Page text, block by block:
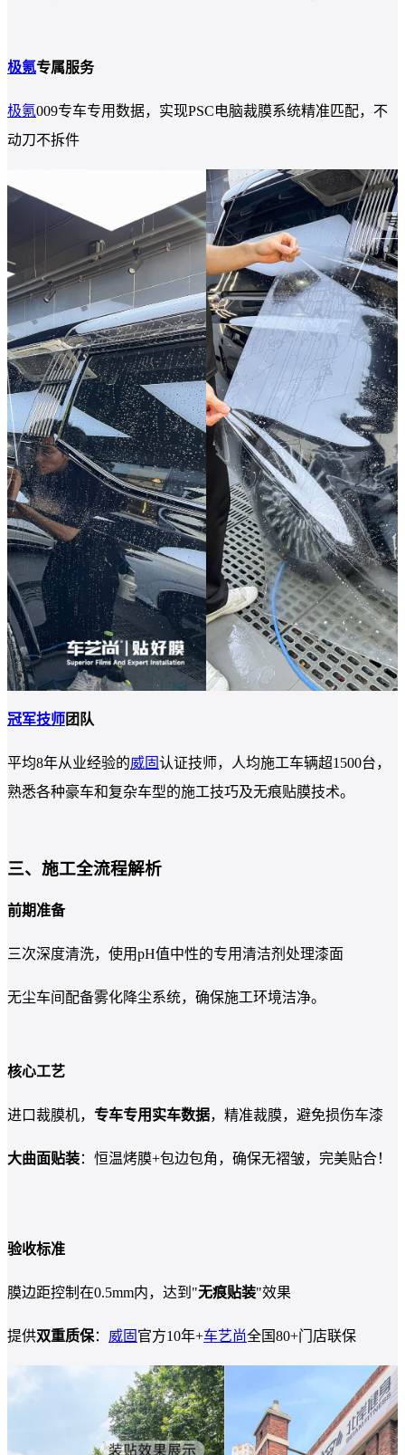
极氪专属服务
极氪009专车专用数据，实现PSC电脑裁膜系统精准匹配，不
动刀不拆件
冠军技师团队
平均8年从业经验的威固认证技师，人均施工车辆超1500台，
熟悉各种豪车和复杂车型的施工技巧及无痕贴膜技术。
三、施工全流程解析
前期准备
三次深度清洗，使用pH值中性的专用清洁剂处理漆面
无尘车间配备雾化降尘系统，确保施工环境洁净。
核心工艺
进口裁膜机， 专车专用实车数据，精准裁膜，避免损伤车漆
大曲面贴装：恒温烤膜+包边包角，确保无褶皱，完美贴合！
验收标准
膜边距控制在0.5mm内，达到"无痕贴装"效果
提供双重质保： 威固 官方10年+车艺尚全国80+门店联保